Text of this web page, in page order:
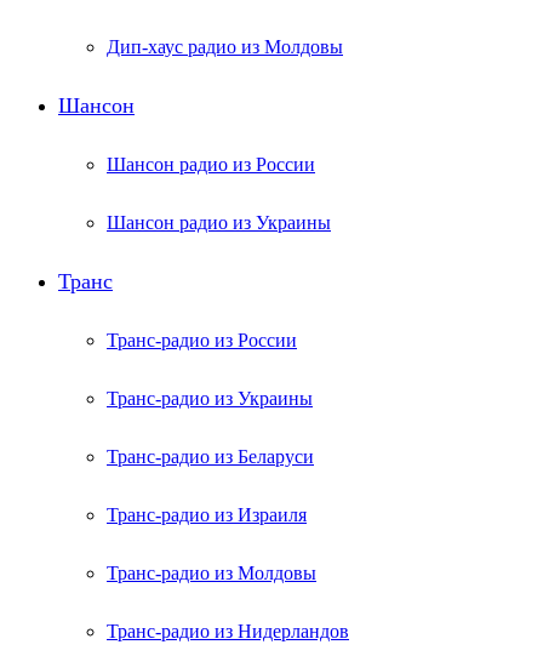
Дип-хаус радио из Молдовы
Шансон
Шансон радио из России
Шансон радио из Украины
Транс
Транс-радио из России
Транс-радио из Украины
Транс-радио из Беларуси
Транс-радио из Израиля
Транс-радио из Молдовы
Транс-радио из Нидерландов